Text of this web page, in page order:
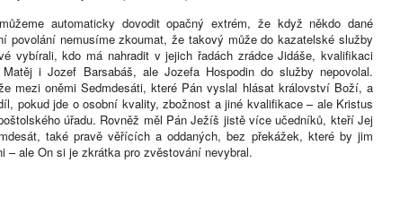
automaticky dovodit opačný extrém, že když někdo dané
povolání nemusíme zkoumat, že takový může do kazatelské služby
vybírali, kdo má nahradit v jejich řadách zrádce Jidáše, kvalifikaci
i Jozef Barsabáš, ale Jozefa Hospodin do služby nepovolal.
mezi oněmi Sedmdesáti, které Pán vyslal hlásat království Boží, a
pokud jde o osobní kvality, zbožnost a jiné kvalifikace – ale Kristus
úřadu. Rovněž měl Pán Ježíš jistě více učedníků, kteří Jej
také pravě věřících a oddaných, bez překážek, které by jim
– ale On si je zkrátka pro zvěstování nevybral.